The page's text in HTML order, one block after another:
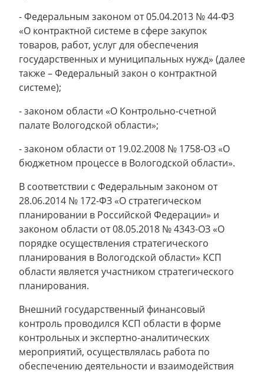
- Федеральным законом от 05.04.2013 № 44-ФЗ
«О контрактной системе в сфере закупок
товаров, работ, услуг для обеспечения
государственных и муниципальных нужд» (далее
также – Федеральный закон о контрактной
системе);
- законом области «О Контрольно-счетной
палате Вологодской области»;
- законом области от 19.02.2008 № 1758-ОЗ «О
бюджетном процессе в Вологодской области».
В соответствии с Федеральным законом от
28.06.2014 № 172-ФЗ «О стратегическом
планировании в Российской Федерации» и
законом области от 08.05.2018 № 4343-ОЗ «О
порядке осуществления стратегического
планирования в Вологодской области» КСП
области является участником стратегического
планирования.
Внешний государственный финансовый
контроль проводился КСП области в форме
контрольных и экспертно-аналитических
мероприятий, осуществлялась работа по
обеспечению деятельности и взаимодействия